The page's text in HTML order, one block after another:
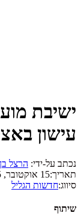
ישיבת
עישון
נכתב על-ידי: הרצל
תאריך:15 אוקטובר, 2015
סיווג:חדשות הגליל
שיתוף